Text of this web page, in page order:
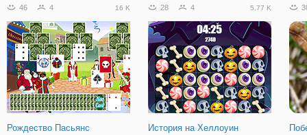
46 4 16 K
Рождество Пасьянс
28 4 5.77 K
История на Хеллоуин